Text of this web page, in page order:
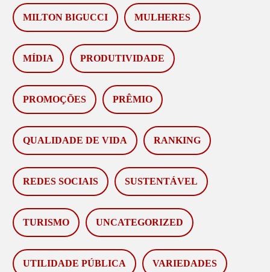
MILTON BIGUCCI MULHERES
MÍDIA PRODUTIVIDADE
PROMOÇÕES PRÊMIO
QUALIDADE DE VIDA RANKING
REDES SOCIAIS SUSTENTÁVEL
TURISMO UNCATEGORIZED
UTILIDADE PÚBLICA VARIEDADES